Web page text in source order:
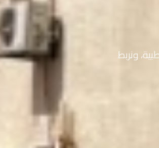
ونربط